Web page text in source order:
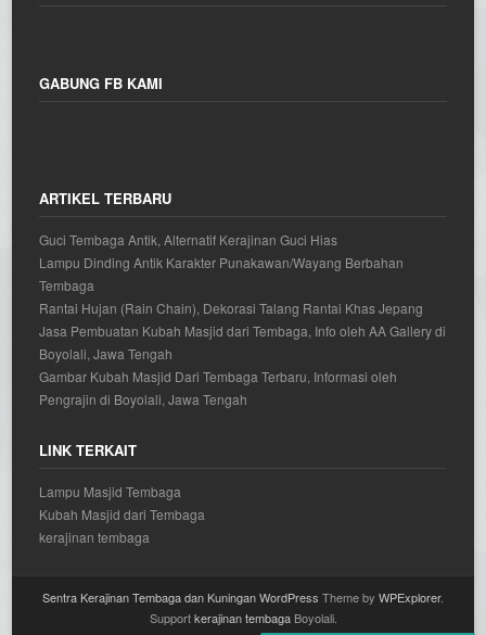
GABUNG FB KAMI
ARTIKEL TERBARU
Guci Tembaga Antik, Alternatif Kerajinan Guci Hias
Lampu Dinding Antik Karakter Punakawan/Wayang Berbahan
Tembaga
Rantai Hujan (Rain Chain), Dekorasi Talang Rantai Khas Jepang
Jasa Pembuatan Kubah Masjid dari Tembaga, Info oleh AA Gallery di
Boyolali, Jawa Tengah
Gambar Kubah Masjid Dari Tembaga Terbaru, Informasi oleh
Pengrajin di Boyolali, Jawa Tengah
LINK TERKAIT
Lampu Masjid Tembaga
Kubah Masjid dari Tembaga
kerajinan tembaga
Sentra Kerajinan Tembaga dan KuninganWordPress Theme by WPExplorer.
Supportkerajinan tembagaBoyolali.